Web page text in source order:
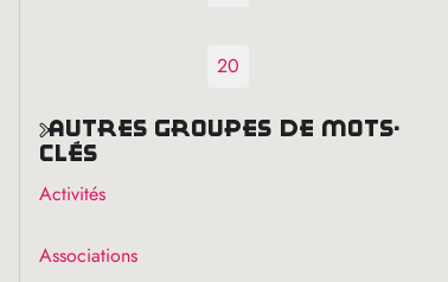
20
autres groupes de mots-
clés
Activités
Associations